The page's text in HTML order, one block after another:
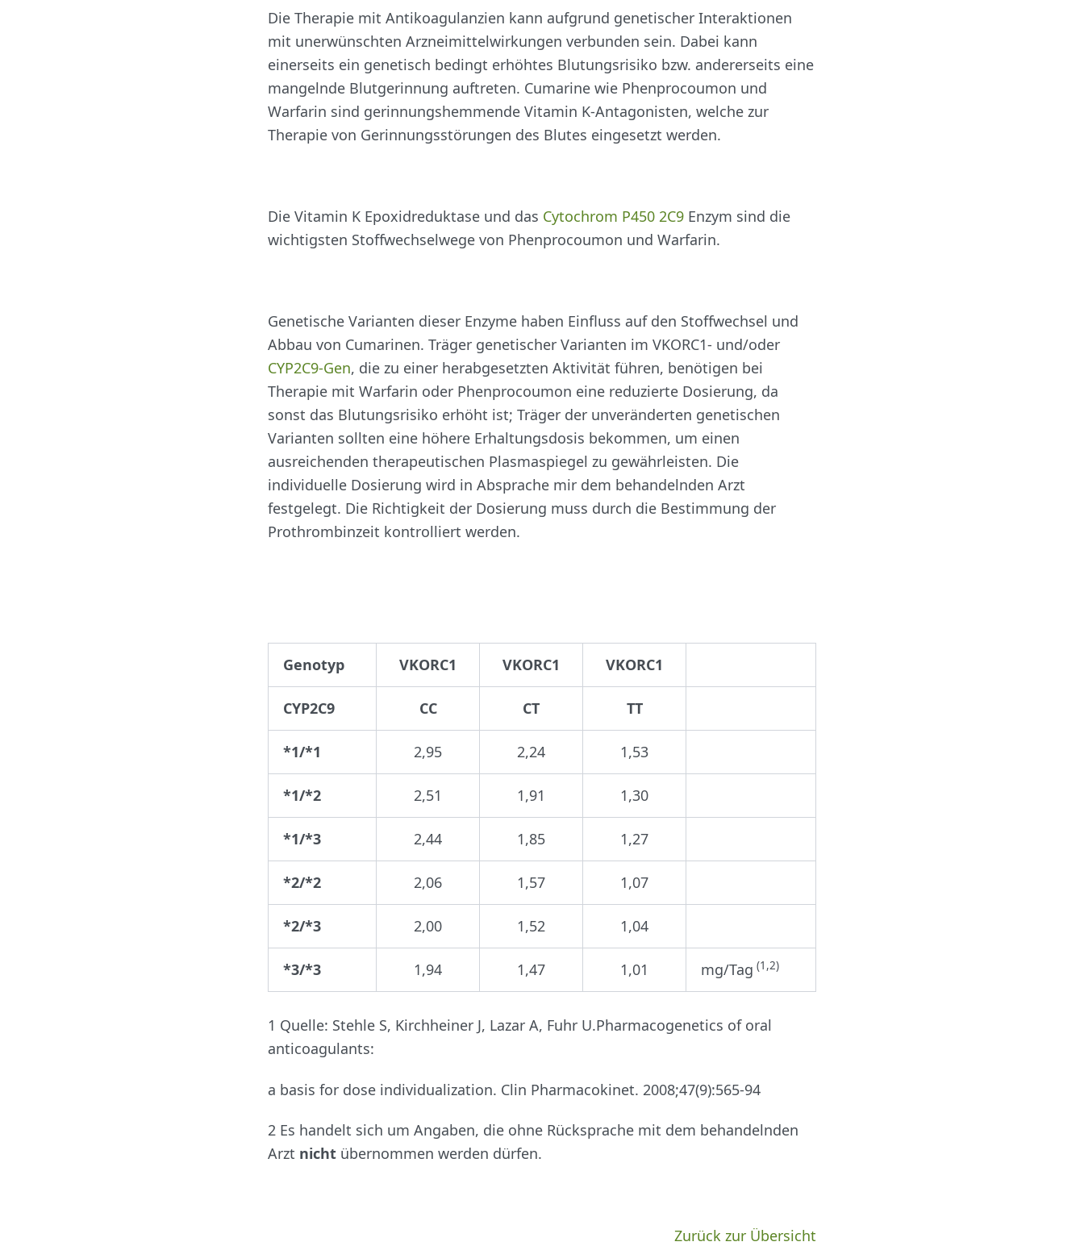
Die Therapie mit Antikoagulanzien kann aufgrund genetischer Interaktionen
mit unerwünschten Arzneimittelwirkungen verbunden sein. Dabei kann
einerseits ein genetisch bedingt erhöhtes Blutungsrisiko bzw. andererseits eine
mangelnde Blutgerinnung auftreten. Cumarine wie Phenprocoumon und
Warfarin sind gerinnungshemmende Vitamin K-Antagonisten, welche zur
Therapie von Gerinnungsstörungen des Blutes eingesetzt werden.
Die Vitamin K Epoxidreduktase und das Cytochrom P450 2C9 Enzym sind die
wichtigsten Stoffwechselwege von Phenprocoumon und Warfarin.
Genetische Varianten dieser Enzyme haben Einfluss auf den Stoffwechsel und
Abbau von Cumarinen. Träger genetischer Varianten im VKORC1- und/oder
CYP2C9-Gen, die zu einer herabgesetzten Aktivität führen, benötigen bei
Therapie mit Warfarin oder Phenprocoumon eine reduzierte Dosierung, da
sonst das Blutungsrisiko erhöht ist; Träger der unveränderten genetischen
Varianten sollten eine höhere Erhaltungsdosis bekommen, um einen
ausreichenden therapeutischen Plasmaspiegel zu gewährleisten. Die
individuelle Dosierung wird in Absprache mir dem behandelnden Arzt
festgelegt. Die Richtigkeit der Dosierung muss durch die Bestimmung der
Prothrombinzeit kontrolliert werden.
Genotyp VKORC1 VKORC1 VKORC1
CYP2C9 CC CT TT
*1/*1 2,95 2,24 1,53
*1/*2 2,51 1,91 1,30
*1/*3 2,44 1,85 1,27
*2/*2 2,06 1,57 1,07
*2/*3 2,00 1,52 1,04
*3/*3 1,94 1,47 1,01 mg/Tag (1,2)
1 Quelle: Stehle S, Kirchheiner J, Lazar A, Fuhr U.Pharmacogenetics of oral
anticoagulants:
a basis for dose individualization. Clin Pharmacokinet. 2008;47(9):565-94
2 Es handelt sich um Angaben, die ohne Rücksprache mit dem behandelnden
Arzt nicht übernommen werden dürfen.
Zurück zur Übersicht